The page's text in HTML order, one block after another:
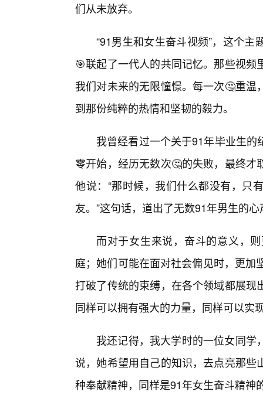
们从未放弃。
“91男生和女生奋斗视频”，这个
🎯联起了一代人的共同记忆。那些视
我们对未来的无限憧憬。每一次🤔重
到那份纯粹的热情和坚韧的毅力。
我曾经看过一个关于91年毕业生
零开始，经历无数次🤔的失败，最终
他说：“那时候，我们什么都没有，只
友。”这句话，道出了无数91年男生的心
而对于女生来说，奋斗的意义，
庭；她们可能在面对社会偏见时，更
打破了传统的束缚，在各个领域都展
同样可以拥有强大的力量，同样可以实
我还记得，我大学时的一位女同
说，她希望用自己的知识，去点亮那
种奉献精神，同样是91年女生奋斗精神